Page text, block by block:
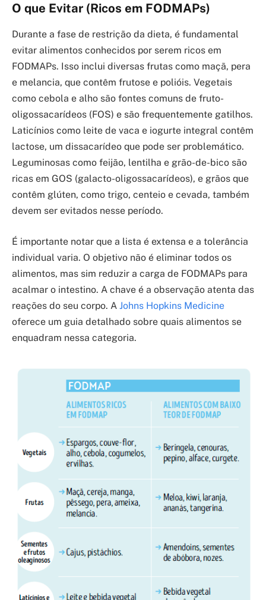
O que Evitar (Ricos em FODMAPs)
Durante a fase de restrição da dieta, é fundamental
evitar alimentos conhecidos por serem ricos em
FODMAPs. Isso inclui diversas frutas como maçã, pera
e melancia, que contêm frutose e polióis. Vegetais
como cebola e alho são fontes comuns de fruto-
oligossacarídeos (FOS) e são frequentemente gatilhos.
Laticínios como leite de vaca e iogurte integral contêm
lactose, um dissacarídeo que pode ser problemático.
Leguminosas como feijão, lentilha e grão-de-bico são
ricas em GOS (galacto-oligossacarídeos), e grãos que
contêm glúten, como trigo, centeio e cevada, também
devem ser evitados nesse período.
É importante notar que a lista é extensa e a tolerância
individual varia. O objetivo não é eliminar todos os
alimentos, mas sim reduzir a carga de FODMAPs para
acalmar o intestino. A chave é a observação atenta das
reações do seu corpo. A Johns Hopkins Medicine
oferece um guia detalhado sobre quais alimentos se
enquadram nessa categoria.